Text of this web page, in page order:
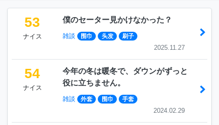
53
ナイス
僕のセーター見かけなかった？
雑談 围巾 头发 刷子
2025.11.27
54
ナイス
今年の冬は暖冬で、ダウンがずっと
役に立ちません。
雑談 外套 围巾 手套
2024.02.29